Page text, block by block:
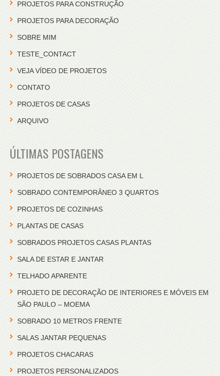
PROJETOS PARA CONSTRUÇÃO
PROJETOS PARA DECORAÇÃO
SOBRE MIM
TESTE_CONTACT
VEJA VÍDEO DE PROJETOS
CONTATO
PROJETOS DE CASAS
ARQUIVO
ÚLTIMAS POSTAGENS
PROJETOS DE SOBRADOS CASA EM L
SOBRADO CONTEMPORÂNEO 3 QUARTOS
PROJETOS DE COZINHAS
PLANTAS DE CASAS
SOBRADOS PROJETOS CASAS PLANTAS
SALA DE ESTAR E JANTAR
TELHADO APARENTE
PROJETO DE DECORAÇÃO DE INTERIORES E MÓVEIS EM
SÃO PAULO – MOEMA
SOBRADO 10 METROS FRENTE
SALAS JANTAR PEQUENAS
PROJETOS CHACARAS
PROJETOS PERSONALIZADOS